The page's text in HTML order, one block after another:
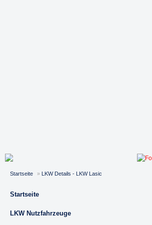
Startseite » LKW Details - LKW Lasic
Startseite
LKW Nutzfahrzeuge